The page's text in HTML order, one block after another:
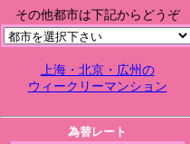
その他都市は下記からどうぞ
上海・北京・広州の
ウィークリーマンション
為替レート